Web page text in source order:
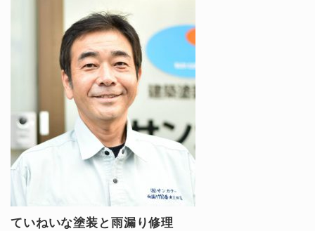
ていねいな塗装と雨漏り修理